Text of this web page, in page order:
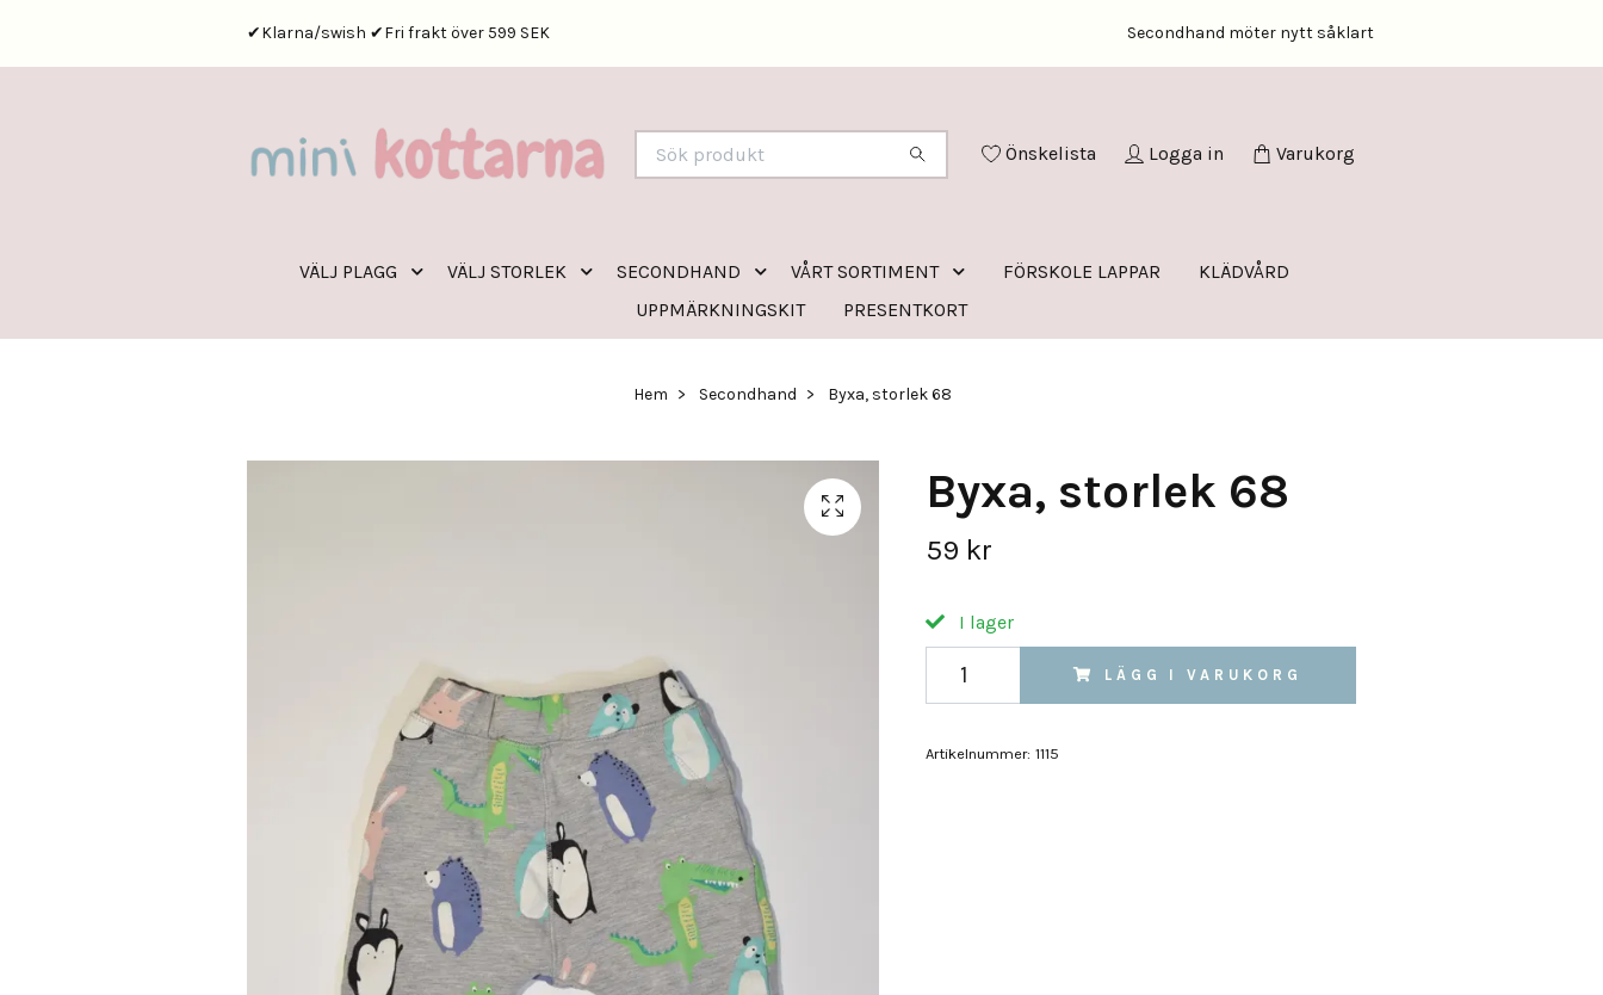
✔Klarna/swish ✔Fri frakt över 599 SEK Secondhand möter nytt såklart
Önskelista Logga in Varukorg
VÄLJ PLAGG VÄLJ STORLEK SECONDHAND VÅRT SORTIMENT FÖRSKOLE LAPPAR
KLÄDVÅRD
UPPMÄRKNINGSKIT
PRESENTKORT
Hem Secondhand Byxa, storlek 68
Byxa, storlek 68
59 kr
I lager
LÄGG I VARUKORG
Artikelnummer: 1115